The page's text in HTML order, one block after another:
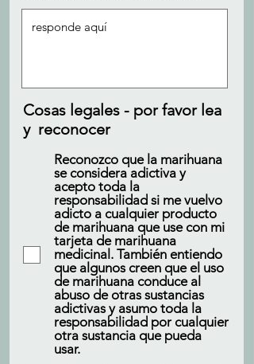
Cosas legales - por favor lea
y reconocer
Reconozco que la marihuana
se considera adictiva y
acepto toda la
responsabilidad si me vuelvo
adicto a cualquier producto
de marihuana que use con mi
tarjeta de marihuana
medicinal. También entiendo
que algunos creen que el uso
de marihuana conduce al
abuso de otras sustancias
adictivas y asumo toda la
responsabilidad por cualquier
otra sustancia que pueda
usar.